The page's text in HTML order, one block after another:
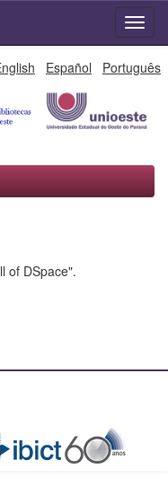
Español Português
of DSpace".